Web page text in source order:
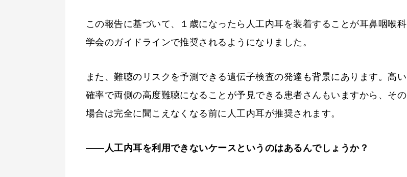
この報告に基づいて、１歳になったら人工内耳を装着することが耳鼻咽喉科
学会のガイドラインで推奨されるようになりました。
また、難聴のリスクを予測できる遺伝子検査の発達も背景にあります。高い
確率で両側の高度難聴になることが予見できる患者さんもいますから、その
場合は完全に聞こえなくなる前に人工内耳が推奨されます。
――人工内耳を利用 でき ないケース というのはあるんでしょうか？